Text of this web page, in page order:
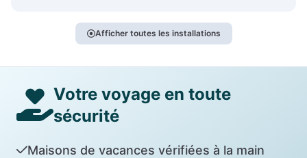
Afficher toutes les installations
Votre voyage en toute
sécurité
Maisons de vacances vérifiées à la main